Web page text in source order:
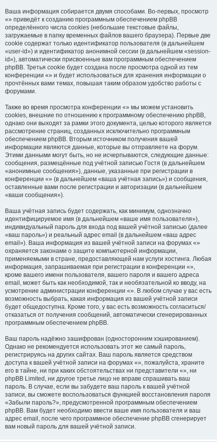
Ваша информация собирается двумя способами. Во-первых, просмотр
«» приведёт к созданию программным обеспечением phpBB
определённого числа cookies (небольшие текстовые файлы,
загружаемые в папку временных файлов вашего браузера). Первые две
cookie содержат только идентификатор пользователя (в дальнейшем
«user-id») и идентификатор анонимной сессии (в дальнейшем «session-
id»), автоматически присвоенные вам программным обеспечением
phpBB. Третья cookie будет создана после просмотра одной из тем
конференции «» и будет использоваться для хранения информации о
прочтённых вами темах, повышая таким образом удобство работы с
форумами.
Также во время просмотра конференции «» мы можем установить
cookies, внешние по отношению к программному обеспечению phpBB,
однако они выходят за рамки этого документа, целью которого является
рассмотрение страниц, созданных исключительно программным
обеспечением phpBB. Вторым источником получения вашей
информации являются данные, которые вы отправляете на форум.
Этими данными могут быть, но не исчерпываются, следующие данные:
сообщения, размещённые под учётной записью Гостя (в дальнейшем
«анонимные сообщения»), данные, указанные при регистрации в
конференции «» (в дальнейшем «ваша учётная запись») и сообщения,
оставленные вами после регистрации и авторизации (в дальнейшем
«ваши сообщения»).
Ваша учётная запись будет содержать, как минимум, однозначно
идентифицируемое имя (в дальнейшем «ваше имя пользователя»),
индивидуальный пароль для входа под вашей учётной записью (далее
«ваш пароль») и реальный адрес email (в дальнейшем «ваш адрес
email»). Ваша информация из вашей учётной записи на форумах «»
охраняется законами о защите компьютерной информации,
применяемыми в стране, предоставляющей нам услуги хостинга. Любая
информация, запрашиваемая при регистрации в конференции «»,
кроме вашего имени пользователя, вашего пароля и вашего адреса
email, может быть как необходимой, так и необязательной ко вводу, на
усмотрение администрации конференции «». В любом случае у вас есть
возможность выбрать, какая информация из вашей учётной записи
будет общедоступна. Кроме того, у вас есть возможность согласиться/
отказаться от получения сообщений, автоматически сгенерированных
программным обеспечением phpBB.
Ваш пароль надёжно зашифрован (односторонним хэшированием).
Однако не рекомендуется использовать этот же самый пароль,
регистрируясь на других сайтах. Ваш пароль является средством
доступа к вашей учётной записи на форумах «», пожалуйста, храните
его в тайне, ни при каких обстоятельствах ни представители «», ни
phpBB Limited, ни другое третье лицо не вправе спрашивать ваш
пароль. В случае, если вы забудете ваш пароль к вашей учётной
записи, вы сможете воспользоваться функцией восстановления пароля
«Забыли пароль?», предусмотренной программным обеспечением
phpBB. Вам будет необходимо ввести ваше имя пользователя и ваш
адрес email, после чего программное обеспечение phpBB сгенерирует
вам новый пароль для вашей учётной записи.